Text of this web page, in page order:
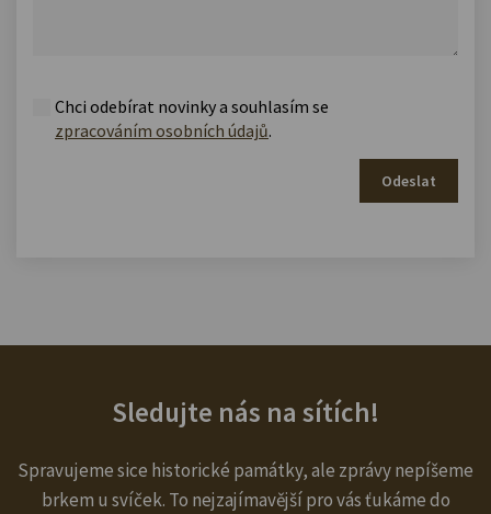
Chci odebírat novinky a souhlasím se
zpracováním osobních údajů.
Odeslat
Sledujte nás na sítích!
Spravujeme sice historické památky, ale zprávy nepíšeme
brkem u svíček. To nejzajímavější pro vás ťukáme do